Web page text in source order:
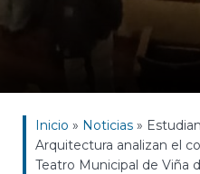
Inicio » Noticias »
Arquitectura analizan el
Teatro Municipal de Viña